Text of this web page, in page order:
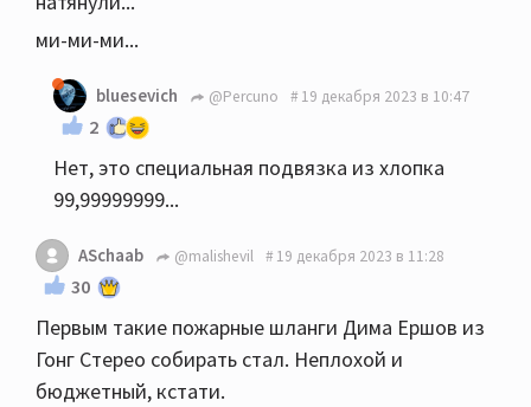
ми-ми-ми...
bluesevich @Percuno 19 декабря 2023 в 10:47
2
Нет, это специальная подвязка из хлопка
99,99999999...
ASchaab @malishevil 19 декабря 2023 в 11:28
30
Первым такие пожарные шланги Дима Ершов из
Гонг Стерео собирать стал. Неплохой и
бюджетный, кстати.